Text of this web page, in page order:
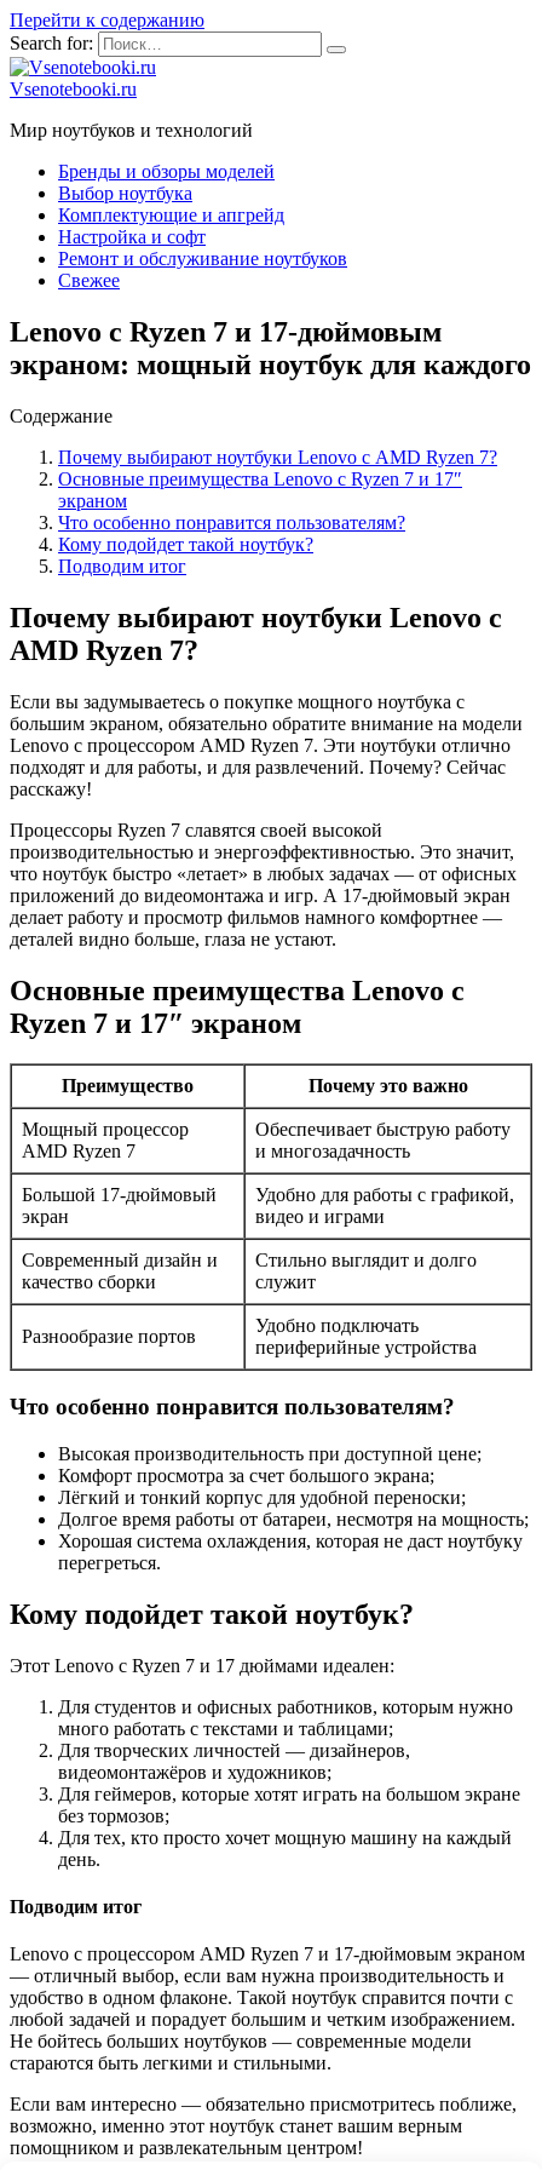
Перейти к содержанию
Search for:
Vsenotebooki.ru
Мир ноутбуков и технологий
Бренды и обзоры моделей
Выбор ноутбука
Комплектующие и апгрейд
Настройка и софт
Ремонт и обслуживание ноутбуков
Свежее
Lenovo с Ryzen 7 и 17-дюймовым
экраном: мощный ноутбук для каждого
Содержание
Почему выбирают ноутбуки Lenovo с AMD Ryzen 7?
Основные преимущества Lenovo с Ryzen 7 и 17″
экраном
Что особенно понравится пользователям?
Кому подойдет такой ноутбук?
Подводим итог
Почему выбирают ноутбуки Lenovo с
AMD Ryzen 7?
Если вы задумываетесь о покупке мощного ноутбука с
большим экраном, обязательно обратите внимание на модели
Lenovo с процессором AMD Ryzen 7. Эти ноутбуки отлично
подходят и для работы, и для развлечений. Почему? Сейчас
расскажу!
Процессоры Ryzen 7 славятся своей высокой
производительностью и энергоэффективностью. Это значит,
что ноутбук быстро «летает» в любых задачах — от офисных
приложений до видеомонтажа и игр. А 17-дюймовый экран
делает работу и просмотр фильмов намного комфортнее —
деталей видно больше, глаза не устают.
Основные преимущества Lenovo с
Ryzen 7 и 17″ экраном
Преимущество Почему это важно
Мощный процессор
AMD Ryzen 7
Обеспечивает быструю работу
и многозадачность
Большой 17-дюймовый
экран
Удобно для работы с графикой,
видео и играми
Современный дизайн и
качество сборки
Стильно выглядит и долго
служит
Разнообразие портов
Удобно подключать
периферийные устройства
Что особенно понравится пользователям?
Высокая производительность при доступной цене;
Комфорт просмотра за счет большого экрана;
Лёгкий и тонкий корпус для удобной переноски;
Долгое время работы от батареи, несмотря на мощность;
Хорошая система охлаждения, которая не даст ноутбуку
перегреться.
Кому подойдет такой ноутбук?
Этот Lenovo с Ryzen 7 и 17 дюймами идеален:
Для студентов и офисных работников, которым нужно
много работать с текстами и таблицами;
Для творческих личностей — дизайнеров,
видеомонтажёров и художников;
Для геймеров, которые хотят играть на большом экране
без тормозов;
Для тех, кто просто хочет мощную машину на каждый
день.
Подводим итог
Lenovo с процессором AMD Ryzen 7 и 17-дюймовым экраном
— отличный выбор, если вам нужна производительность и
удобство в одном флаконе. Такой ноутбук справится почти с
любой задачей и порадует большим и четким изображением.
Не бойтесь больших ноутбуков — современные модели
стараются быть легкими и стильными.
Если вам интересно — обязательно присмотритесь поближе,
возможно, именно этот ноутбук станет вашим верным
помощником и развлекательным центром!